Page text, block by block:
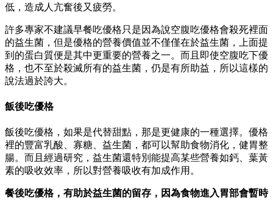
低，造成人亢奮後又疲勞。
許多專家不建議早餐吃優格只是因為說空腹吃優格會殺死裡面
的益生菌，但是優格的營養價值並不僅僅在於益生菌，上面提
到的蛋白質便是其中更重要的營養之一。而且即使空腹吃下優
格，也不至於殺滅所有的益生菌，仍是有所助益，所以這樣的
說法過於誇大。
飯後吃優格
飯後吃優格，如果是代替甜點，那是更健康的一種選擇。優格
裡的豐富乳酸、寡糖、益生菌，都可以幫助食物消化，健胃整
腸。而且經過研究，益生菌還特別能提高某些營養如鈣、葉黃
素的吸收效率，所以對營養吸收有加成作用。
餐後吃優格，有助於益生菌的留存，因為食物進入胃部會暫時